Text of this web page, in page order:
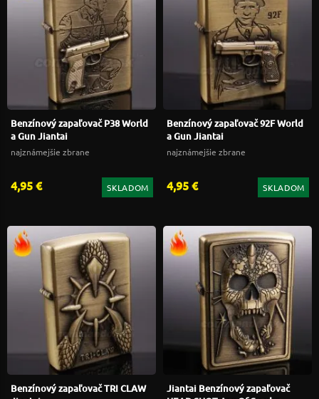
Benzínový zapaľovač P38 World
a Gun Jiantai
najznámejšie zbrane
4,95 € SKLADOM
Benzínový zapaľovač 92F World
a Gun Jiantai
najznámejšie zbrane
4,95 € SKLADOM
Benzínový zapaľovač TRI CLAW
Jiantai Benzínový zapaľovač